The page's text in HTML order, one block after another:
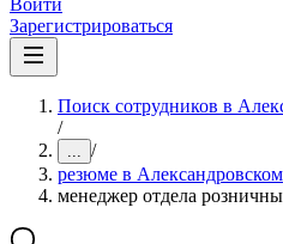
Войти
Зарегистрироваться
Поиск сотрудников в
/
... /
резюме в Александровском
менеджер отдела